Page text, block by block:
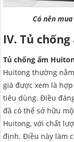
Có nên
IV. Tủ
Tủ chống ẩm
Huitong thường
giá được xem là
tiêu dùng. Điều
đã có thể sở hữu
Huitong, với chất
định. Điều này làm